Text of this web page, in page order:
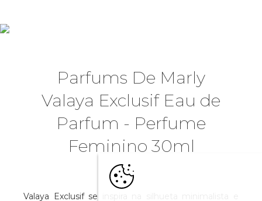
Parfums De Marly
Valaya Exclusif Eau de
Parfum - Perfume
Feminino 30ml
Valaya Exclusif se inspira na silhueta minimalista e